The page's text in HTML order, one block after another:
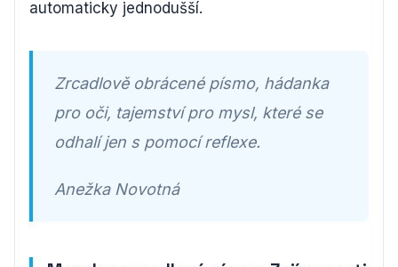
automaticky jednodušší.
Zrcadlově obrácené písmo, hádanka
pro oči, tajemství pro mysl, které se
odhalí jen s pomocí reflexe.
Anežka Novotná